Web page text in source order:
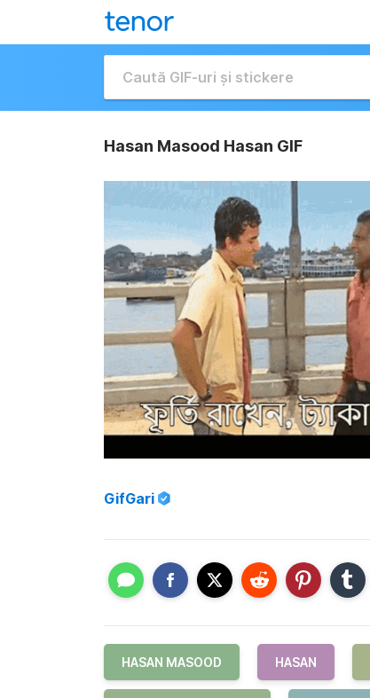
Hasan Masood Hasan GIF
GifGari
HASAN MASOOD HASAN